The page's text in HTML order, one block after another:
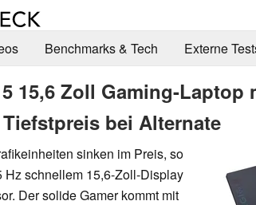
Benchmarks & Tech Externe
15,6 Zoll Gaming-Laptop
bei Alternate
sinken im Preis, so
schnellem 15,6-Zoll-Display
Der solide Gamer kommt mit